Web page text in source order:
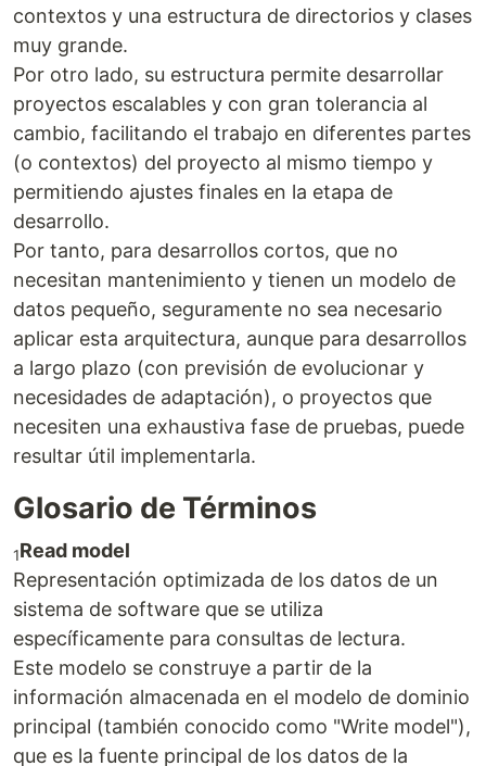
contextos y una estructura de directorios y clases
muy grande.
Por otro lado, su estructura permite desarrollar
proyectos escalables y con gran tolerancia al
cambio, facilitando el trabajo en diferentes partes
(o contextos) del proyecto al mismo tiempo y
permitiendo ajustes finales en la etapa de
desarrollo.
Por tanto, para desarrollos cortos, que no
necesitan mantenimiento y tienen un modelo de
datos pequeño, seguramente no sea necesario
aplicar esta arquitectura, aunque para desarrollos
a largo plazo (con previsión de evolucionar y
necesidades de adaptación), o proyectos que
necesiten una exhaustiva fase de pruebas, puede
resultar útil implementarla.
Glosario de Términos
1Read model
Representación optimizada de los datos de un
sistema de software que se utiliza
específicamente para consultas de lectura.
Este modelo se construye a partir de la
información almacenada en el modelo de dominio
principal (también conocido como "Write model"),
que es la fuente principal de los datos de la